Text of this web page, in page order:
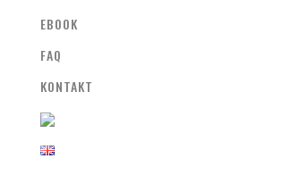
EBOOK
FAQ
KONTAKT